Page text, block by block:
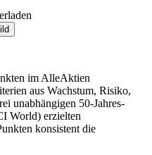
im AlleAktien
aus Wachstum, Risiko,
unabhängigen 50-Jahres-
World) erzielten
konsistent die